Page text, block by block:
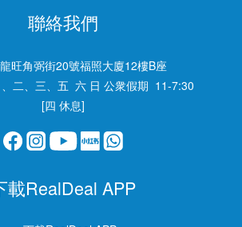
聯絡我們
旺角弼街20號福照大廈12樓B座
二、三、五 六 日 公衆假期 11-7:30
[四 休息]
載RealDeal APP